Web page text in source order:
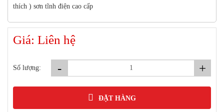
thích ) sơn tĩnh điện cao cấp
Giá: Liên hệ
Số lượng: - +
ĐẶT HÀNG